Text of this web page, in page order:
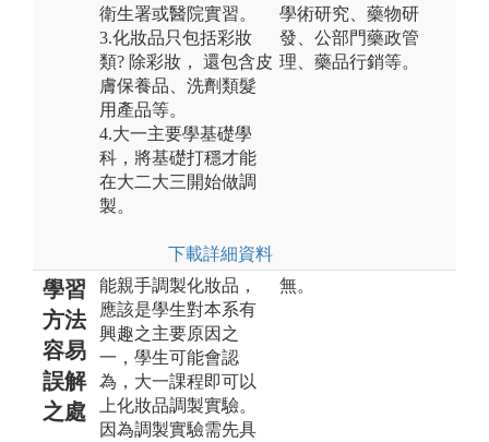
衛生署或醫院實習。
3.化妝品只包括彩妝
類? 除彩妝， 還包含皮
膚保養品、洗劑類髮
用產品等。
4.大一主要學基礎學
科，將基礎打穩才能
在大二大三開始做調
製。
下載詳細資料
學術研究、藥物研
發、公部門藥政管
理、藥品行銷等。
學習
方法
容易
誤解
之處
能親手調製化妝品，
應該是學生對本系有
興趣之主要原因之
一，學生可能會認
為，大一課程即可以
上化妝品調製實驗。
因為調製實驗需先具
無。